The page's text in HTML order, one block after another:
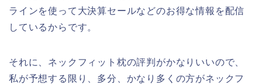
ラインを使って大決算セールなどのお得な情報を配信
しているからです。
それに、ネックフィット枕の評判がかなりいいので、
私が予想する限り、多分、かなり多くの方がネックフ